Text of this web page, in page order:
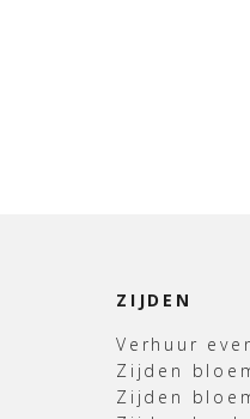
ZIJDEN
Verhuur
Zijden
Zijden